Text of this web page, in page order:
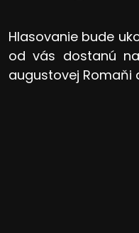
Hlasovanie bude
od vás dostanú
augustovej Romaňi